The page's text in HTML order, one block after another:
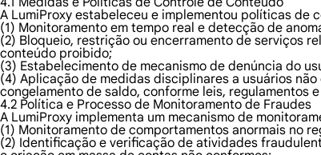
A LumiProxy estabeleceu e implementou políticas de
(1) Monitoramento em tempo real e detecção de
(2) Bloqueio, restrição ou encerramento de serviços
conteúdo proibido;
(3) Estabelecimento de mecanismo de denúncia do
(4) Aplicação de medidas disciplinares a usuários
congelamento de saldo, conforme leis, regulamentos
4.2 Política e Processo de Monitoramento de Fraudes
A LumiProxy implementa um mecanismo de
(1) Monitoramento de comportamentos anormais no
(2) Identificação e verificação de atividades